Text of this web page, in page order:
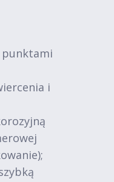
punktami
i